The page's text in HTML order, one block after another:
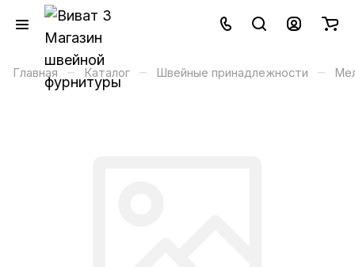
Главная – Каталог – Швейные принадлежности –